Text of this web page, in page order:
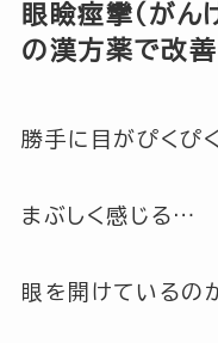
眼瞼痙攣（がん
の漢方薬で改善
勝手に目がぴくぴ
まぶしく感じる…
眼を開けているの